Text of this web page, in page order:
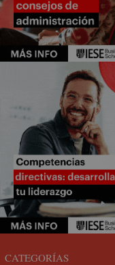
CATEGORÍAS